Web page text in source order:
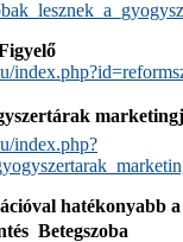
index.php?
hatékonyabb a
 Betegszoba